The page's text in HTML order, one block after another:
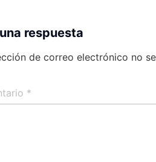
respuesta
de correo electrónico no
*